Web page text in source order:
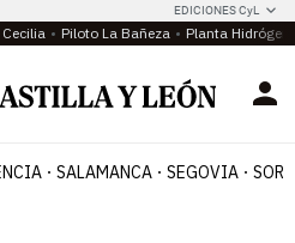
EDICIONES CyL
Piloto La Bañeza Planta
SALAMANCA SEGOVIA